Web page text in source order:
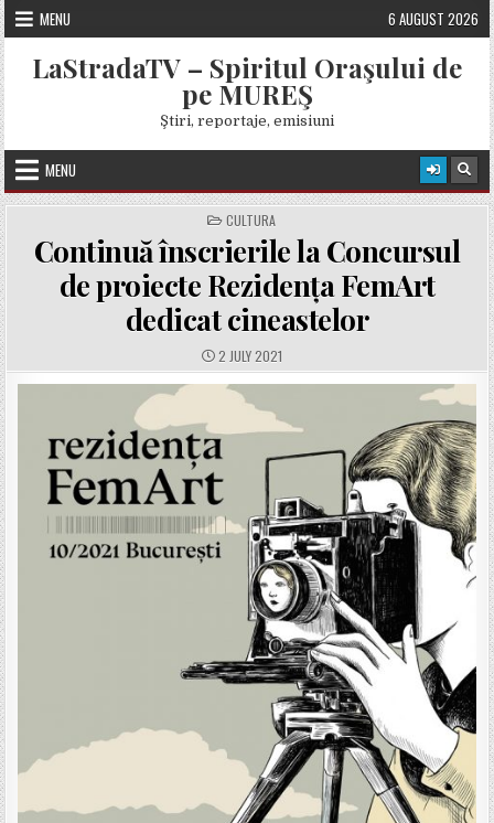
Skip
to
content
MENU 6 AUGUST 2026
LaStradaTV – Spiritul Oraşului de
pe MUREŞ
Ştiri, reportaje, emisiuni
MENU
POSTED
IN
CULTURA
Continuă înscrierile la Concursul
de proiecte Rezidența FemArt
dedicat cineastelor
PUBLISHED
DATE:
2 JULY 2021